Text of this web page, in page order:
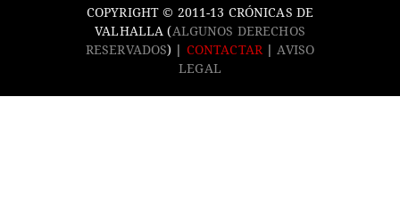
COPYRIGHT © 2011-13 CRÓNICAS DE
VALHALLA (ALGUNOS DERECHOS
RESERVADOS) | CONTACTAR|AVISO
LEGAL